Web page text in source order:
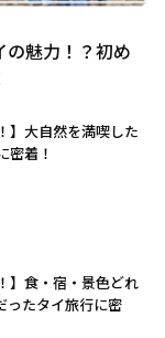
の魅力！？初め
】大自然を満喫した
密着！
】食・宿・景色どれ
ったタイ旅行に密